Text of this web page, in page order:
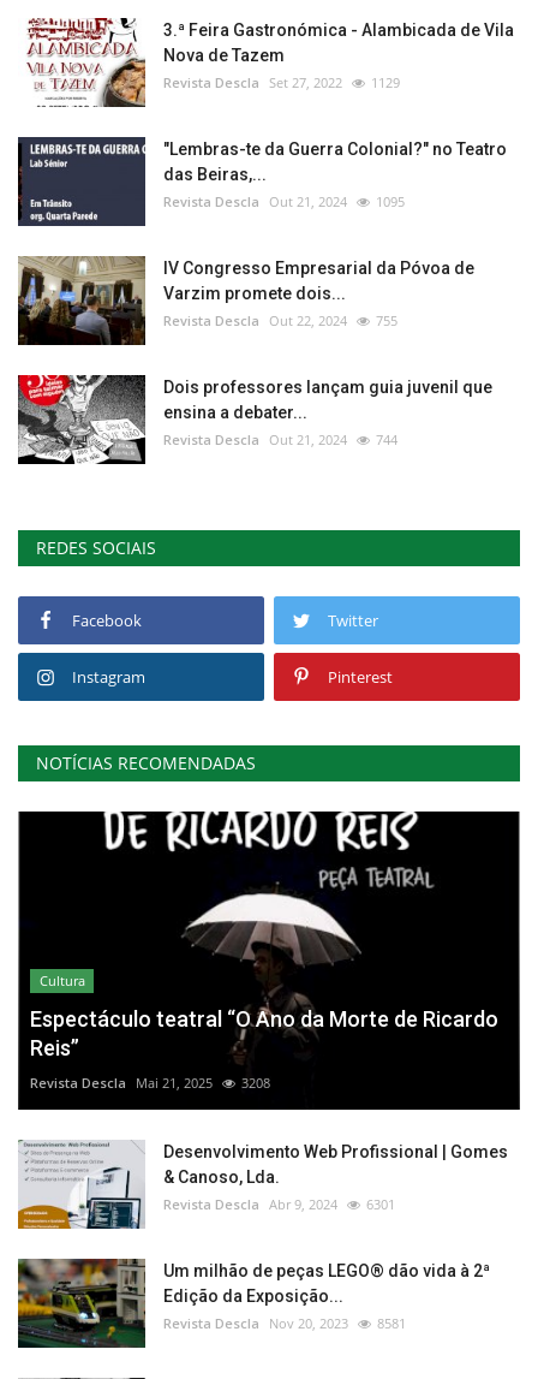
3.ª Feira Gastronómica - Alambicada de Vila
Nova de Tazem
Revista Descla Set 27, 2022 1129
"Lembras-te da Guerra Colonial?" no Teatro
das Beiras,...
Revista Descla Out 21, 2024 1095
IV Congresso Empresarial da Póvoa de
Varzim promete dois...
Revista Descla Out 22, 2024 755
Dois professores lançam guia juvenil que
ensina a debater...
Revista Descla Out 21, 2024 744
REDES SOCIAIS
Facebook Twitter
Instagram Pinterest
NOTÍCIAS RECOMENDADAS
Cultura
Espectáculo teatral “O Ano da Morte de Ricardo
Reis”
Revista Descla Mai 21, 2025 3208
Desenvolvimento Web Profissional | Gomes
& Canoso, Lda.
Revista Descla Abr 9, 2024 6301
Um milhão de peças LEGO® dão vida à 2ª
Edição da Exposição...
Revista Descla Nov 20, 2023 8581